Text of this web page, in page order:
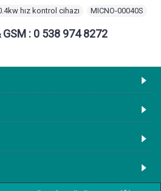
hız kontrol cihazı MICNO-00040S
: 0 538 974 8272